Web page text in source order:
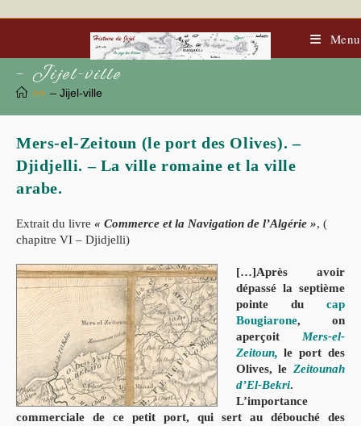
Menu
– Jijel-ville
>> – Jijel-ville
Mers-el-Zeitoun (le port des Olives). –
Djidjelli. – La ville romaine et la ville
arabe.
Extrait du livre « Commerce et la Navigation de l’Algérie », (
chapitre VI – Djidjelli)
[…]Après avoir
dépassé la septième
pointe du cap
Bougiarone, on
aperçoit
Mers-el-
Zeitoun, le port des
Olives, le Zeitounah
d’El-Bekri.
L’importance
commerciale de ce petit port, qui sert au débouché des